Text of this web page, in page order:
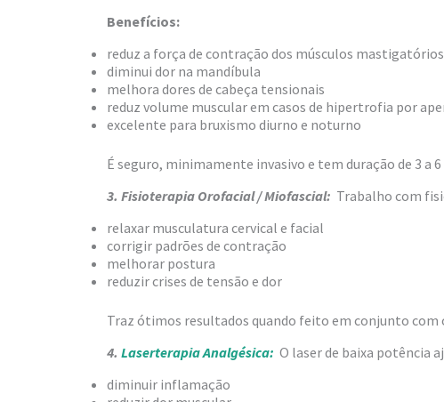
Benefícios:
reduz a força de contração dos músculos
diminui dor na mandíbula
melhora dores de cabeça tensionais
reduz volume muscular em casos de hipertrofia por
excelente para bruxismo diurno e noturno
É seguro, minimamente invasivo e tem duração de 3 a 6
3. Fisioterapia Orofacial / Miofascial: Trabalho com
relaxar musculatura cervical e facial
corrigir padrões de contração
melhorar postura
reduzir crises de tensão e dor
Traz ótimos resultados quando feito em conjunto com
4. Laserterapia Analgésica: O laser de baixa potência
diminuir inflamação